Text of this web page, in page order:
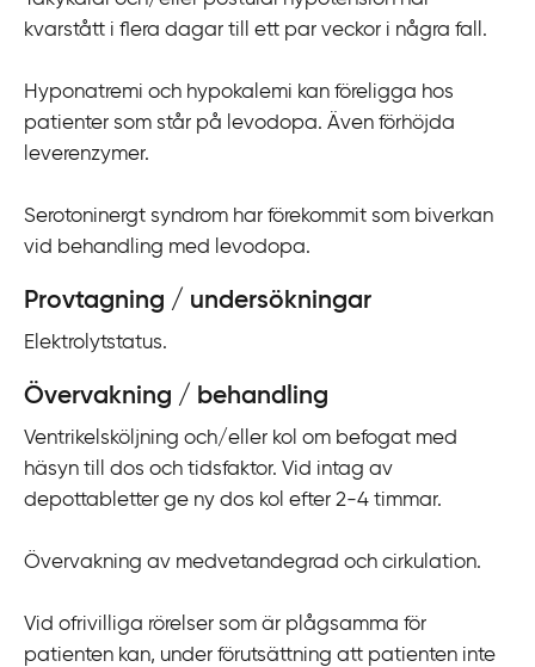
kvarstått i flera dagar till ett par veckor i några fall.
Hyponatremi och hypokalemi kan föreligga hos
patienter som står på levodopa. Även förhöjda
leverenzymer.
Serotoninergt syndrom har förekommit som biverkan
vid behandling med levodopa.
Provtagning / undersökningar
Elektrolytstatus.
Övervakning / behandling
Ventrikelsköljning och/eller kol om befogat med
häsyn till dos och tidsfaktor. Vid intag av
depottabletter ge ny dos kol efter 2-4 timmar.
Övervakning av medvetandegrad och cirkulation.
Vid ofrivilliga rörelser som är plågsamma för
patienten kan, under förutsättning att patienten inte